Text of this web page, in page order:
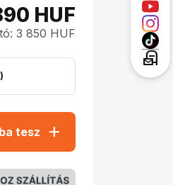
HUF
3 850 HUF
tesz add
local_post_office